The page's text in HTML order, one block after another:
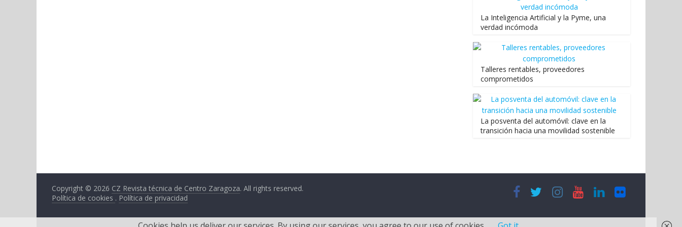
La Inteligencia Artificial y la Pyme, una
verdad incómoda
Talleres rentables, proveedores
comprometidos
La posventa del automóvil: clave en la
transición hacia una movilidad sostenible
Copyright © 2026 CZ Revista técnica de Centro Zaragoza. All rights reserved.
Política de cookies . Política de privacidad